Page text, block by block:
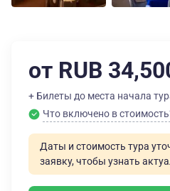
от RUB
+ Билеты до места начала
Что включено в
Даты и стоимость тура
заявку, чтобы узнать